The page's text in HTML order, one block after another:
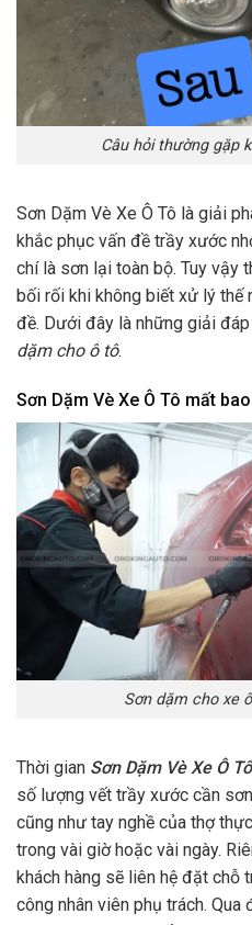
Câu hỏi thường gặp
Sơn Dặm Vè Xe Ô Tô là giải
khắc phục vấn đề trầy xước
chí là sơn lại toàn bộ. Tuy vậy
bối rối khi không biết xử lý thế
đề. Dưới đây là những giải
dặm cho ô tô.
Sơn Dặm Vè Xe Ô Tô mất
Sơn dặm cho xe
Thời gian Sơn Dặm Vè Xe Ô Tô
số lượng vết trầy xước cần
cũng như tay nghề của thợ
trong vài giờ hoặc vài ngày.
khách hàng sẽ liên hệ đặt chỗ
công nhân viên phụ trách. Qua